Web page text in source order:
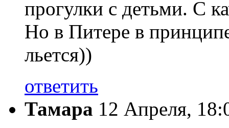
прогулки с детьми. С
Но в Питере в
льется))
ответить
Тамара 12 Апреля,